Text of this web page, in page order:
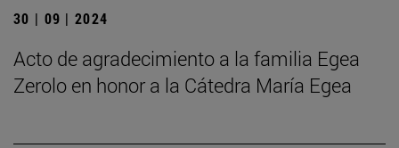
30 | 09 | 2024
Acto de agradecimiento a la familia Egea
Zerolo en honor a la Cátedra María Egea